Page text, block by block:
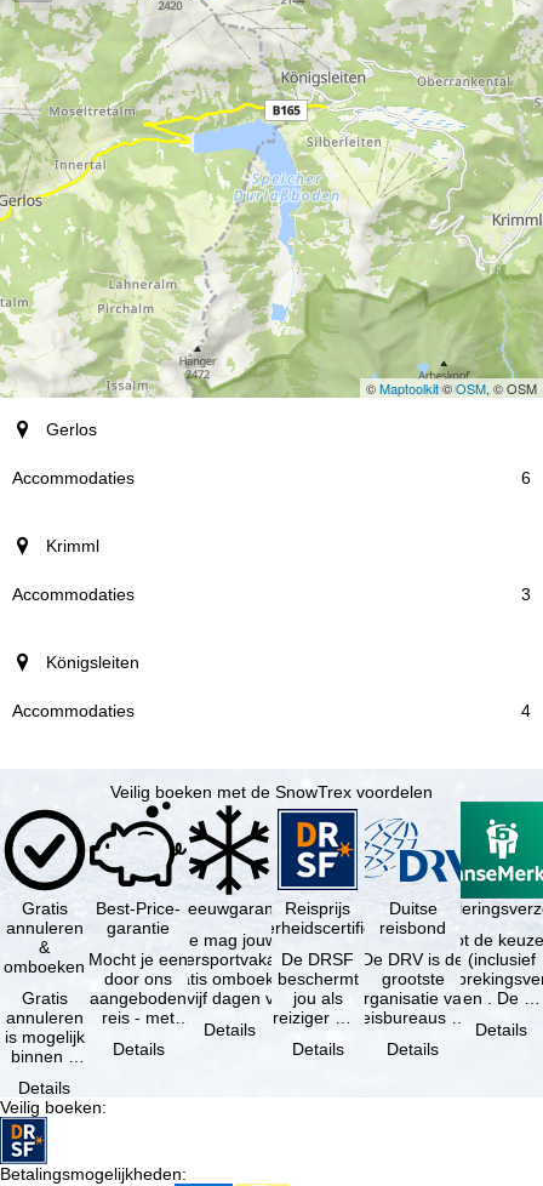
©Maptoolkit©OSM, © OSM
plaats
Accommodaties
Gerlos
6
Krimml
3
Königsleiten
4
Veilig boeken met de SnowTrex voordelen
Gratis
annuleren
&
omboeken
Gratis
annuleren
is mogelijk
binnen 5
de
boeking,
als jouw
vakantie …
Details
Best-Price-
garantie
Mocht je een
door ons
aangeboden
reis - met
beschikbaarheid
Details
Sneeuwgarantie
Je mag jouw
wintersportvakantie
gratis omboeken
als vijf dagen voor
Details
Reisprijs
zekerheidscertificaat
De DRSF
beschermt
jou als
reiziger met
pakketreis
Details
Duitse
reisbond
De DRV is de
grootste
organisatie van
reisbureaus en
in Duitsland. …
Details
Je hebt de
(inclusief
en . De …
Details
Veilig boeken:
Betalingsmogelijkheden: